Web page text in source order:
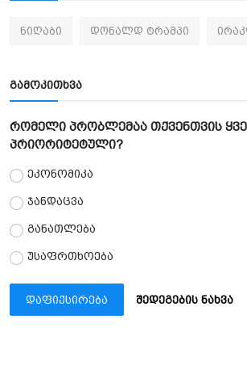
ნიღაბი დონალდ ტრამპი
გამოკითხვა
რომელი პრობლემაა თქვენთვის
პრიორიტეტული?
ეკონომიკა
ჯანდაცვა
განათლება
უსაფრთხოება
დაფიქსირება შედეგების ნახვა